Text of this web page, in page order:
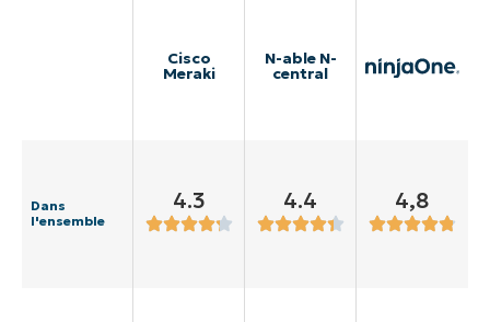
Cisco
Meraki
N-able N-
central
Dans
l'ensemble
4.3 4.4 4,8